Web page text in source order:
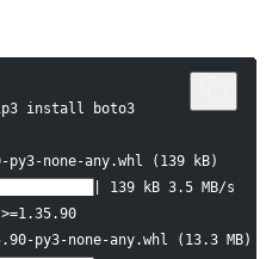
install boto3
py3-none-any.whl (139 kB)
139 kB 3.5 MB/s
py3-none-any.whl (13.3 MB)